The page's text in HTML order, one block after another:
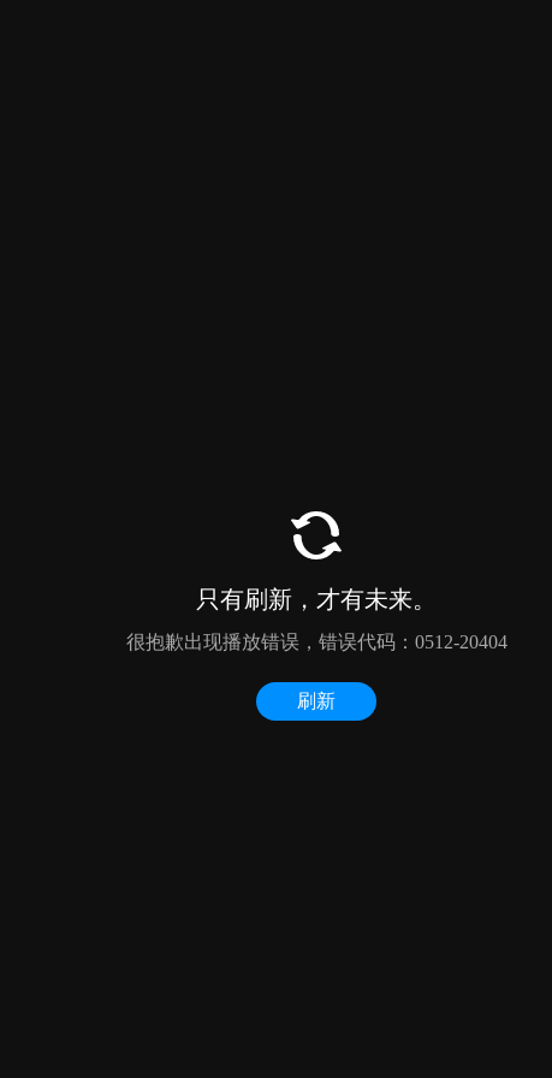
只有刷新，才有未来。
很抱歉出现播放错误，错误代码：0512-20404
刷新